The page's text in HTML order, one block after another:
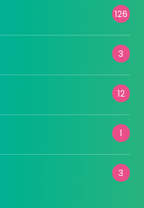
126
3
12
1
3